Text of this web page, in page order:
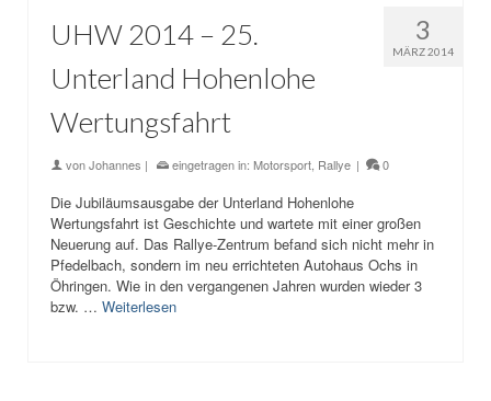
3
MÄRZ 2014
UHW 2014 – 25.
Unterland Hohenlohe
Wertungsfahrt
vonJohannes | eingetragen in: Motorsport, Rallye | 0
Die Jubiläumsausgabe der Unterland Hohenlohe
Wertungsfahrt ist Geschichte und wartete mit einer großen
Neuerung auf. Das Rallye-Zentrum befand sich nicht mehr in
Pfedelbach, sondern im neu errichteten Autohaus Ochs in
Öhringen. Wie in den vergangenen Jahren wurden wieder 3
bzw. … Weiterlesen